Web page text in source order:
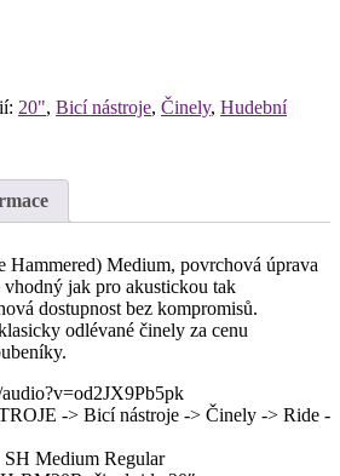
20", Bicí nástroje, Činely, Hudební
Hammered) Medium, povrchová úprava
jak pro akustickou tak
dostupnost bez kompromisů.
odlévané činely za cenu
-> Bicí nástroje -> Činely -> Ride -
Medium Regular